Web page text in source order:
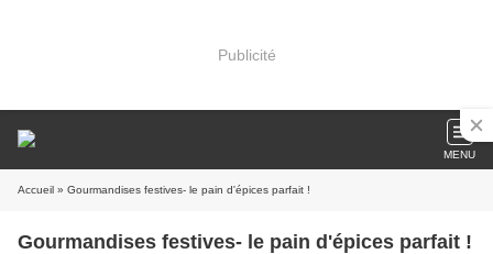
Publicité
MENU
Accueil » Gourmandises festives- le pain d'épices parfait !
Gourmandises festives- le pain d'épices parfait !